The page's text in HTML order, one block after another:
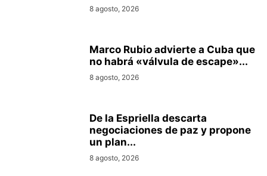
8 agosto, 2026
Marco Rubio advierte a Cuba que
no habrá «válvula de escape»...
8 agosto, 2026
De la Espriella descarta
negociaciones de paz y propone
un plan...
8 agosto, 2026